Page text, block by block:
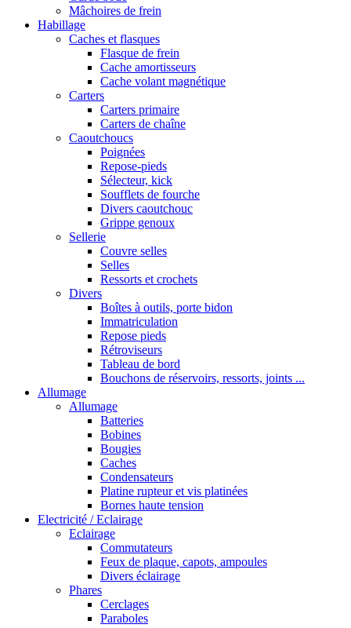
Mâchoires de frein
Habillage
Caches et flasques
Flasque de frein
Cache amortisseurs
Cache volant magnétique
Carters
Carters primaire
Carters de chaîne
Caoutchoucs
Poignées
Repose-pieds
Sélecteur, kick
Soufflets de fourche
Divers caoutchouc
Grippe genoux
Sellerie
Couvre selles
Selles
Ressorts et crochets
Divers
Boîtes à outils, porte bidon
Immatriculation
Repose pieds
Rétroviseurs
Tableau de bord
Bouchons de réservoirs, ressorts, joints ...
Allumage
Allumage
Batteries
Bobines
Bougies
Caches
Condensateurs
Platine rupteur et vis platinées
Bornes haute tension
Electricité / Eclairage
Eclairage
Commutateurs
Feux de plaque, capots, ampoules
Divers éclairage
Phares
Cerclages
Paraboles